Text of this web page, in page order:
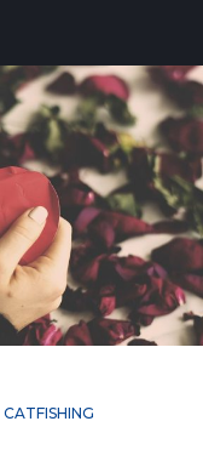
CATFISHING